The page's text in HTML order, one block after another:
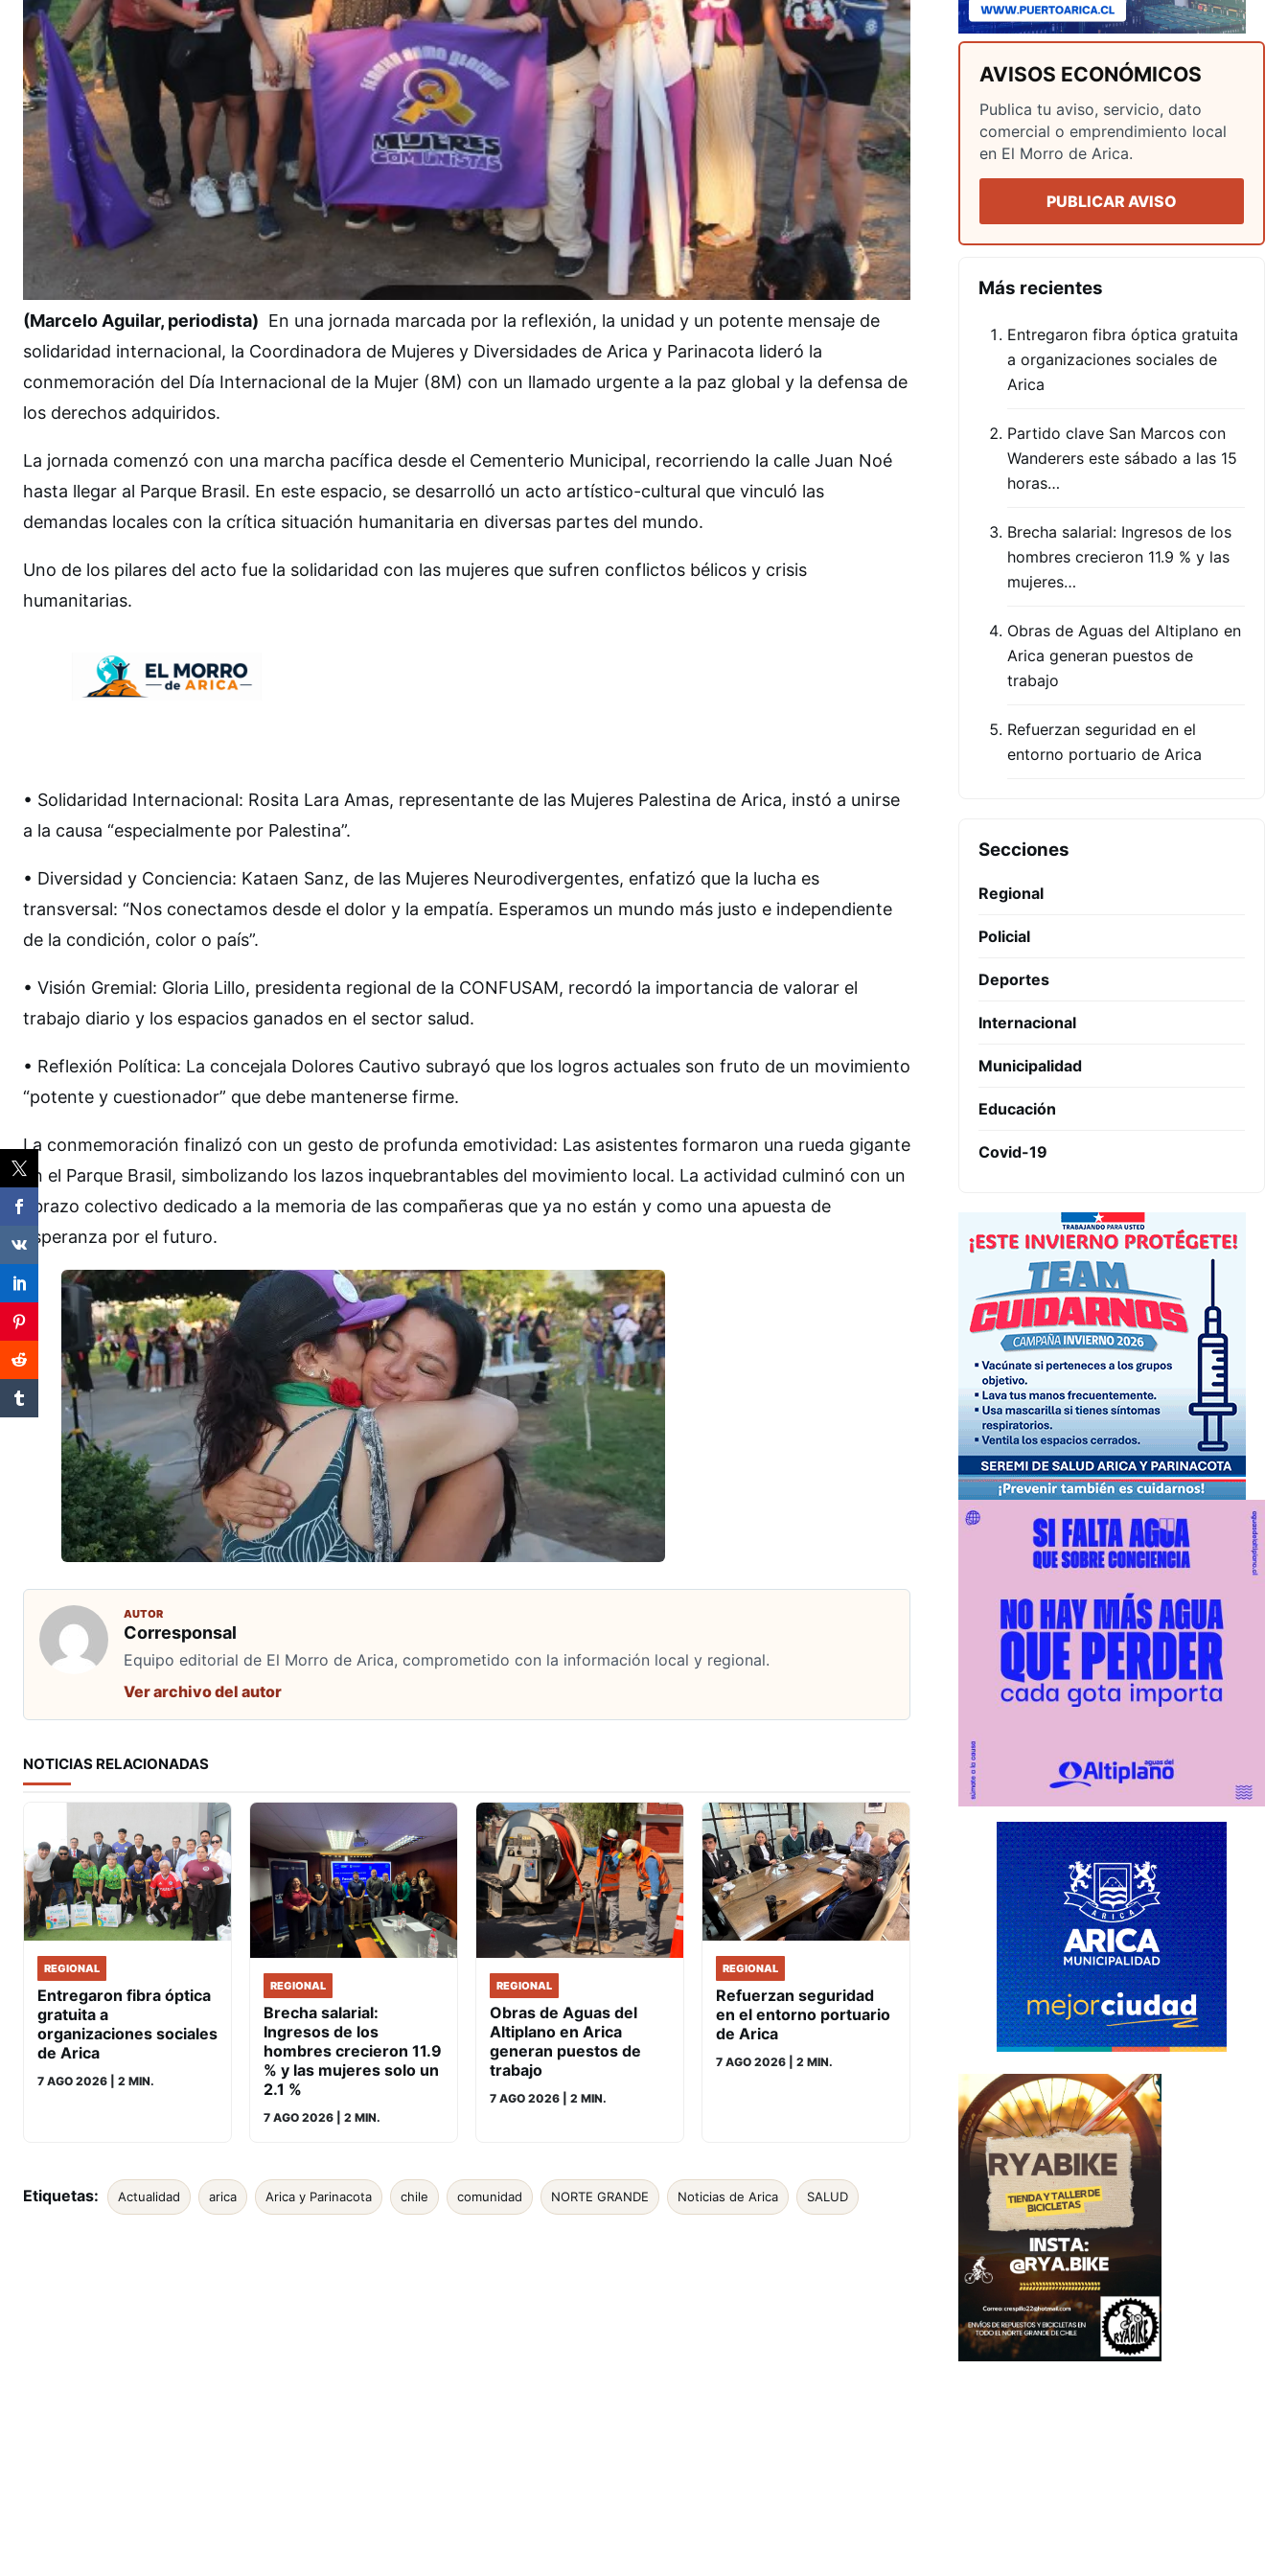
(Marcelo Aguilar, periodista) En una jornada marcada por la reflexión, la unidad y un potente mensaje de
solidaridad internacional, la Coordinadora de Mujeres y Diversidades de Arica y Parinacota lideró la
conmemoración del Día Internacional de la Mujer (8M) con un llamado urgente a la paz global y la defensa de
los derechos adquiridos.
La jornada comenzó con una marcha pacífica desde el Cementerio Municipal, recorriendo la calle Juan Noé
hasta llegar al Parque Brasil. En este espacio, se desarrolló un acto artístico-cultural que vinculó las
demandas locales con la crítica situación humanitaria en diversas partes del mundo.
Uno de los pilares del acto fue la solidaridad con las mujeres que sufren conflictos bélicos y crisis
humanitarias.
• Solidaridad Internacional: Rosita Lara Amas, representante de las Mujeres Palestina de Arica, instó a unirse
a la causa “especialmente por Palestina”.
• Diversidad y Conciencia: Kataen Sanz, de las Mujeres Neurodivergentes, enfatizó que la lucha es
transversal: “Nos conectamos desde el dolor y la empatía. Esperamos un mundo más justo e independiente
de la condición, color o país”.
• Visión Gremial: Gloria Lillo, presidenta regional de la CONFUSAM, recordó la importancia de valorar el
trabajo diario y los espacios ganados en el sector salud.
• Reflexión Política: La concejala Dolores Cautivo subrayó que los logros actuales son fruto de un movimiento
“potente y cuestionador” que debe mantenerse firme.
La conmemoración finalizó con un gesto de profunda emotividad: Las asistentes formaron una rueda gigante
en el Parque Brasil, simbolizando los lazos inquebrantables del movimiento local. La actividad culminó con un
abrazo colectivo dedicado a la memoria de las compañeras que ya no están y como una apuesta de
esperanza por el futuro.
AUTOR
Corresponsal
Equipo editorial de El Morro de Arica, comprometido con la información local y regional.
Ver archivo del autor
NOTICIAS RELACIONADAS
REGIONAL
Entregaron fibra óptica
gratuita a
organizaciones sociales
de Arica
7 AGO 2026 | 2 MIN.
REGIONAL
Brecha salarial:
Ingresos de los
hombres crecieron 11.9
% y las mujeres solo un
2.1 %
7 AGO 2026 | 2 MIN.
REGIONAL
Obras de Aguas del
Altiplano en Arica
generan puestos de
trabajo
7 AGO 2026 | 2 MIN.
REGIONAL
Refuerzan seguridad
en el entorno portuario
de Arica
7 AGO 2026 | 2 MIN.
Etiquetas: Actualidad arica Arica y Parinacota chile comunidad NORTE GRANDE Noticias de Arica SALUD
AVISOS ECONÓMICOS
Publica tu aviso, servicio, dato
comercial o emprendimiento local
en El Morro de Arica.
PUBLICAR AVISO
Más recientes
Entregaron fibra óptica gratuita
a organizaciones sociales de
Arica
Partido clave San Marcos con
Wanderers este sábado a las 15
horas…
Brecha salarial: Ingresos de los
hombres crecieron 11.9 % y las
mujeres…
Obras de Aguas del Altiplano en
Arica generan puestos de
trabajo
Refuerzan seguridad en el
entorno portuario de Arica
Secciones
Regional
Policial
Deportes
Internacional
Municipalidad
Educación
Covid-19